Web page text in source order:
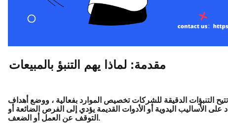
مقدمة: لماذا يهم التنبؤ بالمبيعات
التنبؤات الدقيقة للشركات تخصيص الموارد بفعالية ، ووضع أهداف
على الأساليب اليدوية أو الأدوات القديمة يؤدي إلى الفرص الضائعة أو
التوقف عن العمل أو الضعف.